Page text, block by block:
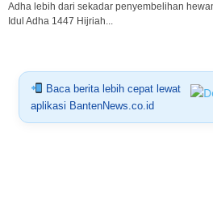
Adha lebih dari sekadar penyembelihan
Idul Adha 1447 Hijriah...
Baca berita lebih cepat lewat
aplikasi BantenNews.co.id